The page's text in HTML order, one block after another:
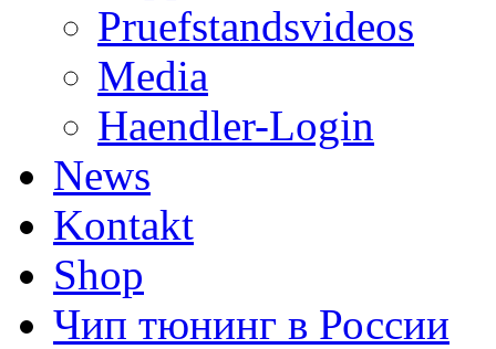
Pruefstandsvideos
Media
Haendler-Login
News
Kontakt
Shop
Чип тюнинг в России